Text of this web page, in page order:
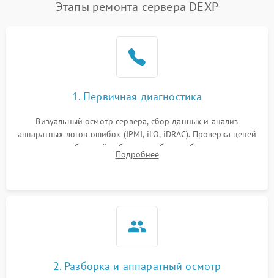
Этапы ремонта сервера DEXP
1. Первичная диагностика
Визуальный осмотр сервера, сбор данных и анализ
аппаратных логов ошибок (IPMI, iLO, iDRAC). Проверка цепей
питания и базовой работоспособности без вскрытия
корпуса для быстрой локализации сбоя.
Подробнее
2. Разборка и аппаратный осмотр